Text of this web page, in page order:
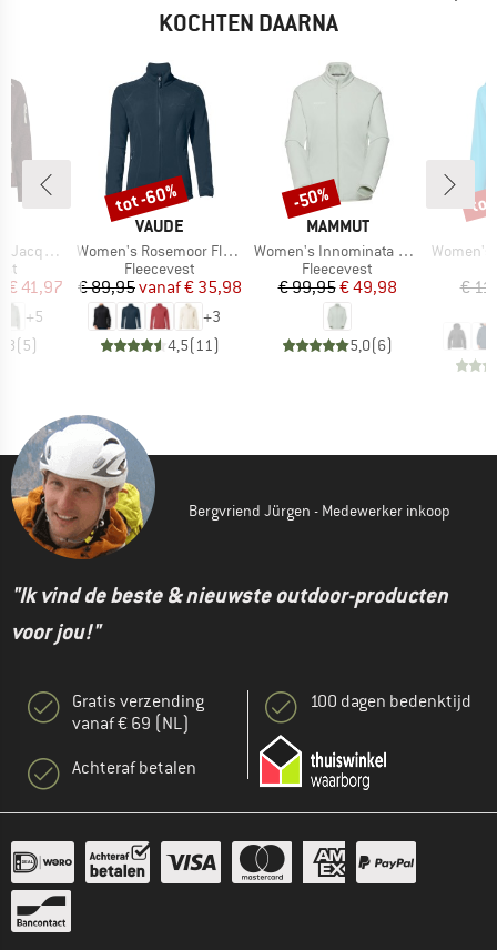
KOCHTEN DAARNA
Knitted
prijs
€ 41,97
+5
(5)
MERK
VAUDE
Artikel
Women's Rosemoor Fleece Jacket II
Productgroep
Fleecevest
Prijs
€ 89,95 Verlaagde prijs
vanaf€ 35,98
+3
4,5(11)
Korting
tot -60%
MERK
MAMMUT
Artikel
Women's Innominata Light Midlayer Jacket
Productgroep
Fleecevest
Prijs
€ 99,95Verlaagde prijs
€ 49,98
5,0(6)
Korting
-50%
Artikel
Women's
€
tot
Bergvriend Jürgen - Medewerker inkoop
"Ik vind de beste & nieuwste outdoor-producten
voor jou!"
Gratis verzending
vanaf € 69 (NL)
Achteraf betalen
100 dagen bedenktijd